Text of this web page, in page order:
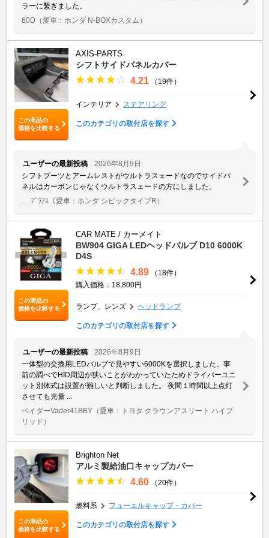
ラーに繫ぎました。
60D （愛車：ホンダ N-BOXカスタム）
この商品の
価格を比較する
AXIS-PARTS
シフトサイドパネルカバー
4.21 （19件）
インテリア ステアリング
このカテゴリの取付店を探す
ユーザーの最新投稿
2026年8月9日
シフトブーツとアームレストがウルトラスェードなのでサイドパ
ネルはカーボンじゃなくウルトラスェードの方にしました。
… ﾌﾞﾗｱｽ （愛車：ホンダ シビックタイプR）
この商品の
価格を比較する
CAR MATE / カーメイト
BW904 GIGA LEDヘッドバルブ D10 6000K
D4S
4.89
（18件）
購入価格：18,800円
ランプ、レンズ ヘッドランプ
このカテゴリの取付店を探す
ユーザーの最新投稿
2026年8月9日
一体型の交換用LEDバルブで見やすい6000Kを選択しました。事
前の調べでHID周辺が狭いことがわかっていたためドライバーユニ
ット別体式は設置が難しいと判断しました。 夜間１時間以上点灯
させても光量 ...
ベイダーVader41BBY （愛車：トヨタ クラウンアスリート ハイブ
リッド）
この商品の
価格を比較する
Brighton Net
アルミ製給油口キャップカバー
4.60 （20件）
燃料系 フューエルキャップ・カバー
このカテゴリの取付店を探す